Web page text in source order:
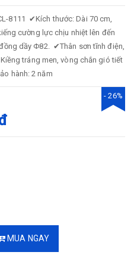
8111 ✔Kích thước: Dài 70 cm,
cường lực chịu nhiệt lên đến
dầy Φ82. ✔Thân sơn tĩnh điện,
Kiềng tráng men, vòng chắn gió tiết
hành: 2 năm​
- 26%
MUA NGAY